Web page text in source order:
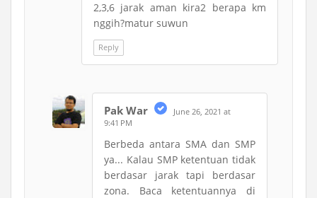
2,3,6 jarak aman kira2 berapa km
nggih?matur suwun
Reply
Pak War
June 26, 2021 at
9:41 PM
Berbeda antara SMA dan SMP
ya... Kalau SMP ketentuan tidak
berdasar jarak tapi berdasar
zona. Baca ketentuannya di